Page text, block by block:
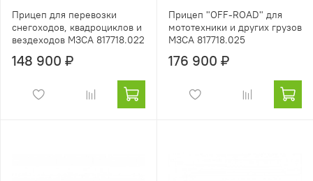
Прицеп для перевозки
снегоходов, квадроциклов и
вездеходов МЗСА 817718.022
148 900 ₽
Прицеп "OFF-ROAD" для
мототехники и других грузов
МЗСА 817718.025
176 900 ₽